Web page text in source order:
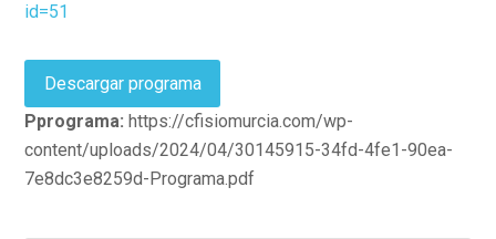
id=51
Descargar programa
Pprograma: https://cfisiomurcia.com/wp-
content/uploads/2024/04/30145915-34fd-4fe1-90ea-
7e8dc3e8259d-Programa.pdf